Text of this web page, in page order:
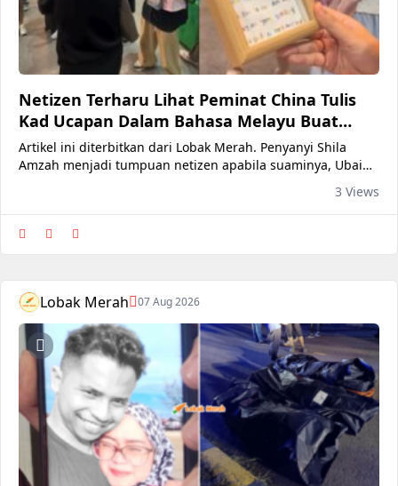
Netizen Terharu Lihat Peminat China Tulis
Kad Ucapan Dalam Bahasa Melayu Buat
Shila Amzah
Artikel ini diterbitkan dari Lobak Merah. Penyanyi Shila
Amzah menjadi tumpuan netizen apabila suaminya, Ubai
baik oleh para peminat setibanya Shila di sebuah lapangan
terbang di China. Menerusi hantaran video tersebut, dilihat
para peminat sudah berkerumun di balai ketibaan dan
menyambut mesr
3 Views
Lobak Merah 07 Aug 2026